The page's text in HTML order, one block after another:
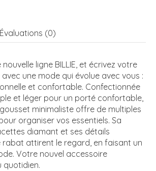
Évaluations (0)
ligne BILLIE, et écrivez votre
une mode qui évolue avec vous :
et confortable. Confectionnée
et léger pour un porté confortable,
minimaliste offre de multiples
organiser vos essentiels. Sa
diamant et ses détails
rabat attirent le regard, en faisant un
Votre nouvel accessoire
quotidien.